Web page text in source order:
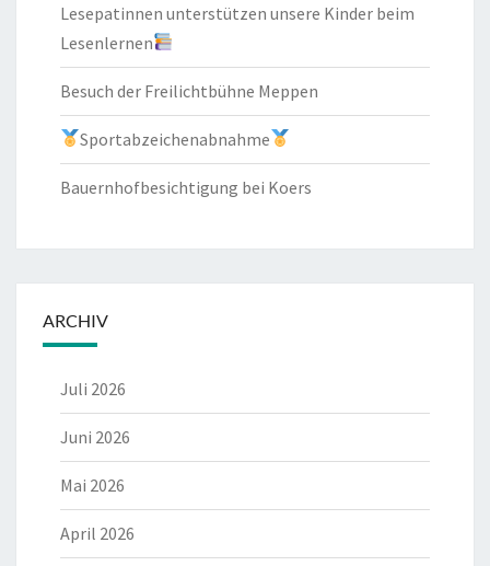
Lesepatinnen unterstützen unsere Kinder beim
Lesenlernen
Besuch der Freilichtbühne Meppen
Sportabzeichenabnahme
Bauernhofbesichtigung bei Koers
ARCHIV
Juli 2026
Juni 2026
Mai 2026
April 2026